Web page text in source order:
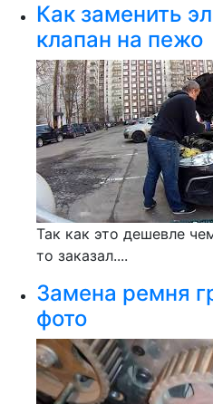
Как заменить
клапан на пежо
Так как это дешевле
то заказал....
Замена ремня
фото